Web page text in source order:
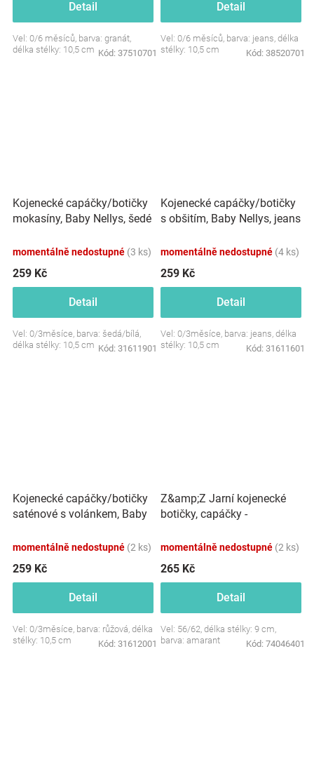
Detail
Vel: 0/6 měsíců, barva: granát,
délka stélky: 10,5 cm Kód: 37510701
Detail
Vel: 0/6 měsíců, barva: jeans, délka
stélky: 10,5 cm
Kód: 38520701
Kojenecké capáčky/botičky
mokasíny, Baby Nellys, šedé
momentálně nedostupné (3 ks)
259 Kč
Detail
Vel: 0/3měsíce, barva: šedá/bílá,
délka stélky: 10,5 cm Kód: 31611901
Kojenecké capáčky/botičky
s obšitím, Baby Nellys, jeans
momentálně nedostupné (4 ks)
259 Kč
Detail
Vel: 0/3měsíce, barva: jeans, délka
stélky: 10,5 cm
Kód: 31611601
Kojenecké capáčky/botičky
saténové s volánkem, Baby
momentálně nedostupné (2 ks)
259 Kč
Detail
Vel: 0/3měsíce, barva: růžová, délka
stélky: 10,5 cm
Kód: 31612001
Z&amp;Z Jarní kojenecké
botičky, capáčky -
momentálně nedostupné (2 ks)
265 Kč
Detail
Vel: 56/62, délka stélky: 9 cm,
barva: amarant
Kód: 74046401